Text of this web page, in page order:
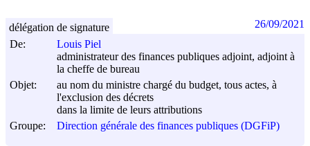
De:
Louis Piel
administrateur des finances publiques adjoint, adjoint à
la cheffe de bureau
Objet:
au nom du ministre chargé du budget, tous actes, à
l'exclusion des décrets
dans la limite de leurs attributions
Groupe:
Direction générale des finances publiques (DGFiP)
délégation de signature 26/09/2021